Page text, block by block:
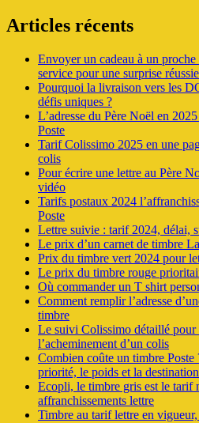
Articles récents
Envoyer un cadeau à un
service pour une surprise réussie
Pourquoi la livraison vers les
défis uniques ?
L’adresse du Père Noël en
Poste
Tarif Colissimo 2025 en une
colis
Pour écrire une lettre au Père
vidéo
Tarifs postaux 2024
Poste
Lettre suivie : tarif 2024, délai,
Le prix d’un carnet de timbre
Prix du timbre vert 2024 pour
Le prix du timbre rouge
Où commander un T shirt
Comment remplir l’adresse
timbre
Le suivi Colissimo détaillé pour
l’acheminement d’un colis
Combien coûte un timbre
priorité, le poids et la destination
Ecopli, le timbre gris est le tarif
affranchissements lettre
Timbre au tarif lettre en vigueur,